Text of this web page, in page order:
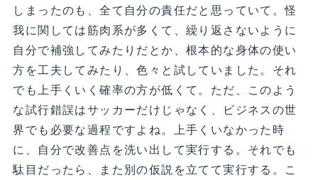
しまったのも、全て自分の責任だと思っていて。怪
我に関しては筋肉系が多くて、繰り返さないように
自分で補強してみたりだとか、根本的な身体の使い
方を工夫してみたり、色々と試していました。それ
でも上手くいく確率の方が低くて。ただ、このよう
な試行錯誤はサッカーだけじゃなく、ビジネスの世
界でも必要な過程ですよね。上手くいなかった時
に、自分で改善点を洗い出して実行する。それでも
駄目だったら、また別の仮説を立てて実行する。こ